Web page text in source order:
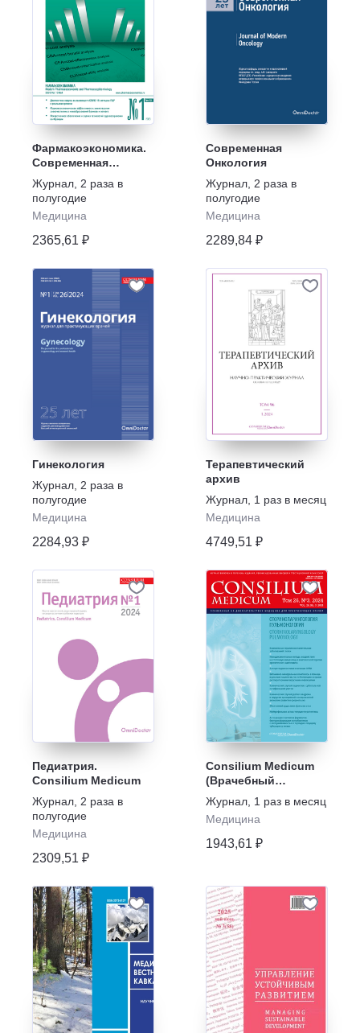
Фармакоэкономика.
Современная
фармакоэкономика и
фармакоэпидемиология
Журнал 2 раза в
полугодие
Медицина
2365,61 ₽
Современная
Онкология
Журнал 2 раза в
полугодие
Медицина
2289,84 ₽
Гинекология
Журнал 2 раза в
полугодие
Медицина
2284,93 ₽
Терапевтический
архив
Журнал 1 раз в месяц
Медицина
4749,51 ₽
Педиатрия.
Consilium Medicum
Журнал 2 раза в
полугодие
Медицина
2309,51 ₽
Consilium Medicum
(Врачебный
консилиум)
Журнал 1 раз в месяц
Медицина
1943,61 ₽